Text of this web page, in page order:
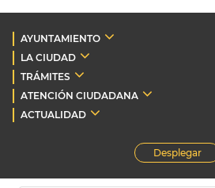
AYUNTAMIENTO
LA CIUDAD
TRÁMITES
ATENCIÓN CIUDADANA
ACTUALIDAD
Desplegar